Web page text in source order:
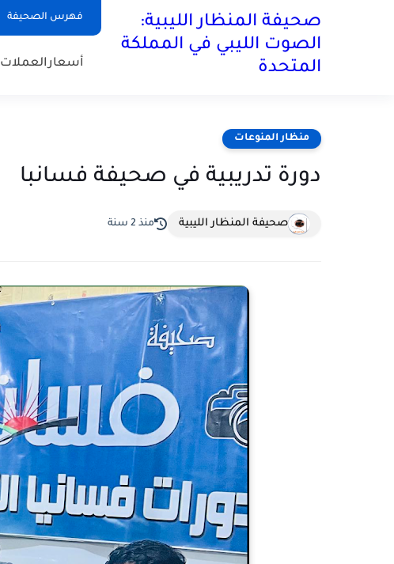
فهرس الصحيفة
صحيفة المنظار الليبية:
الصوت الليبي في المملكة
المتحدة
أسعارالعملات
منظار المنوعات
دورة تدريبية في صحيفة فسانبا
صحيفة المنظار الليبية منذ 2 سنة